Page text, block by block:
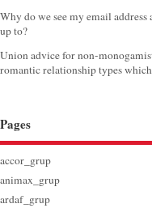
Why do we see my email
up to?
Union advice for non-
romantic relationship types
Pages
accor_grup
animax_grup
ardaf_grup